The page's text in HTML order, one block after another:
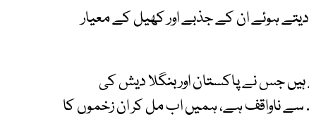
ہوئے ان کے جذبے اور کھیل کے معیار
جس نے پاکستان اور بنگلا دیش کی
ناواقف ہے، ہمیں اب مل کر ان زخموں کا